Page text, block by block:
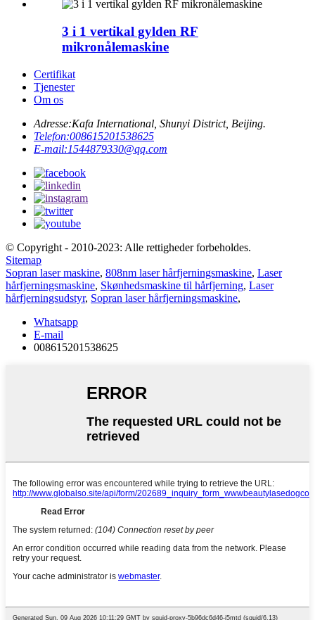
3 i 1 vertikal gylden RF
mikronålemaskine
Certifikat
Tjenester
Om os
Adresse:Kafa International, Shunyi District, Beijing.
Telefon:008615201538625
E-mail:1544879330@qq.com
© Copyright - 2010-2023: Alle rettigheder forbeholdes.
Sitemap
Sopran laser maskine, 808nm laser hårfjerningsmaskine, Laser
hårfjerningsmaskine, Skønhedsmaskine til hårfjerning, Laser
hårfjerningsudstyr, Sopran laser hårfjerningsmaskine,
Whatsapp
E-mail
008615201538625